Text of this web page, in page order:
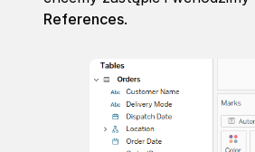
References.